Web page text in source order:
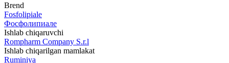
Brend
Fosfolipiale
Фосфолипиале
Ishlab chiqaruvchi
Rompharm Company S.r.l
Ishlab chiqarilgan mamlakat
Ruminiya